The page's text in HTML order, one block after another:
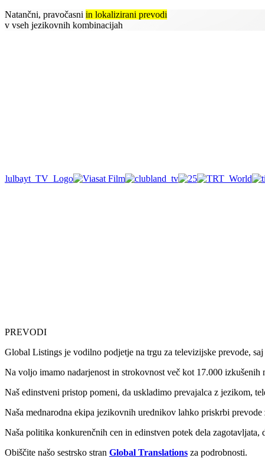
Natančni, pravočasni in lokalizirani prevodi
v vseh jezikovnih kombinacijah
PREVODI
Global Listings je vodilno podjetje na trgu za televizijske prevode,
Na voljo imamo nadarjenost in strokovnost več kot 17.000
Naš edinstveni pristop pomeni, da uskladimo prevajalca z jezikom,
Naša mednarodna ekipa jezikovnih urednikov lahko priskrbi
Naša politika konkurenčnih cen in edinstven potek dela
Obiščite našo sestrsko stran Global Translations za podrobnosti.